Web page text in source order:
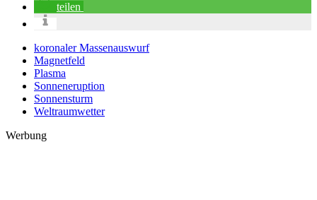
teilen
koronaler Massenauswurf
Magnetfeld
Plasma
Sonneneruption
Sonnensturm
Weltraumwetter
Werbung